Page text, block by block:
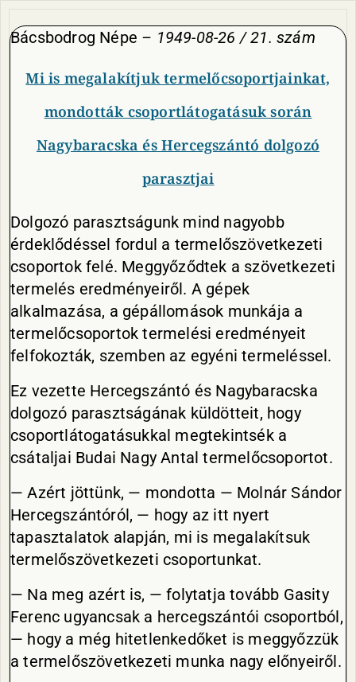
Bácsbodrog Népe – 1949-08-26 / 21. szám
Mi is megalakítjuk termelőcsoportjainkat,
mondották csoportlátogatásuk során
Nagybaracska és Hercegszántó dolgozó
parasztjai
Dolgozó parasztságunk mind nagyobb
érdeklődéssel fordul a termelőszövetkezeti
csoportok felé. Meggyőződtek a szövetkezeti
termelés eredményeiről. A gépek
alkalmazása, a gépállomások munkája a
termelőcsoportok termelési eredményeit
felfokozták, szemben az egyéni termeléssel.
Ez vezette Hercegszántó és Nagybaracska
dolgozó parasztságának küldötteit, hogy
csoportlátogatásukkal megtekintsék a
csátaljai Budai Nagy Antal termelőcsoportot.
— Azért jöttünk, — mondotta — Molnár Sándor
Hercegszántóról, — hogy az itt nyert
tapasztalatok alapján, mi is megalakítsuk
termelőszövetkezeti csoportunkat.
— Na meg azért is, — folytatja tovább Gasity
Ferenc ugyancsak a hercegszántói csoportból,
— hogy a még hitetlenkedőket is meggyőzzük
a termelőszövetkezeti munka nagy előnyeiről.